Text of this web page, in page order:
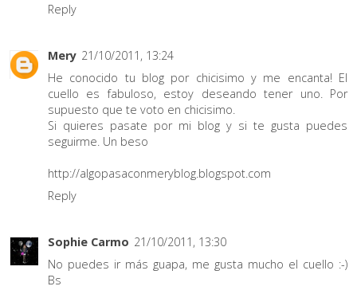
Reply
Mery 21/10/2011, 13:24
He conocido tu blog por chicisimo y me encanta! El
cuello es fabuloso, estoy deseando tener uno. Por
supuesto que te voto en chicisimo.
Si quieres pasate por mi blog y si te gusta puedes
seguirme. Un beso
http://algopasaconmeryblog.blogspot.com
Reply
Sophie Carmo 21/10/2011, 13:30
No puedes ir más guapa, me gusta mucho el cuello :-)
Bs